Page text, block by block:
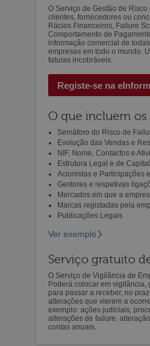
O Serviço de Gestão de
clientes, fornecedores ou
Rácios Financeiros, Failure
Comportamento de
informação comercial de
empresas em todo o mundo.
faturas incobráveis.
Registe-se na
O que incluem os
Semáforo do Risco de
Evolução das Vendas e
NIF, Nome, Contactos e
Estrutura Legal e de Capital
Acionistas e Participações
Gestores e respetivas
Mercados em que a
Marcas registadas pela
Publicações Legais
Ver exemplo
Serviço gratuito
O Serviço de Vigilância de
Poderá colocar em vigilância,
para passar a receber, no
alterações que vierem a
exemplo: ações judiciais,
alterações de failure,
contas anuais.